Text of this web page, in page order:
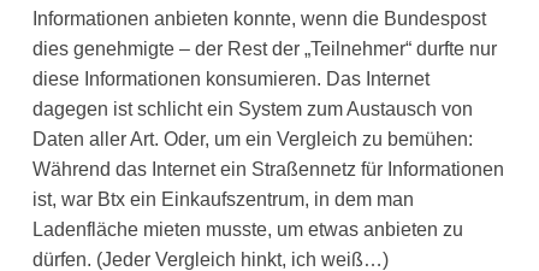
Informationen anbieten konnte, wenn die Bundespost
dies genehmigte – der Rest der „Teilnehmer“ durfte nur
diese Informationen konsumieren. Das Internet
dagegen ist schlicht ein System zum Austausch von
Daten aller Art. Oder, um ein Vergleich zu bemühen:
Während das Internet ein Straßennetz für Informationen
ist, war Btx ein Einkaufszentrum, in dem man
Ladenfläche mieten musste, um etwas anbieten zu
dürfen. (Jeder Vergleich hinkt, ich weiß…)